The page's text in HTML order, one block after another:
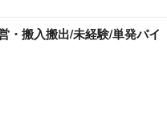
・搬入搬出/未経験/単発バイ